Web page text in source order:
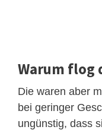
Warum flog
Die waren aber
bei geringer
ungünstig, dass